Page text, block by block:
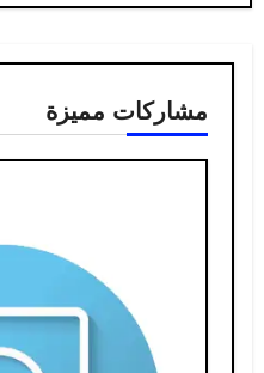
مشاركات مميزة